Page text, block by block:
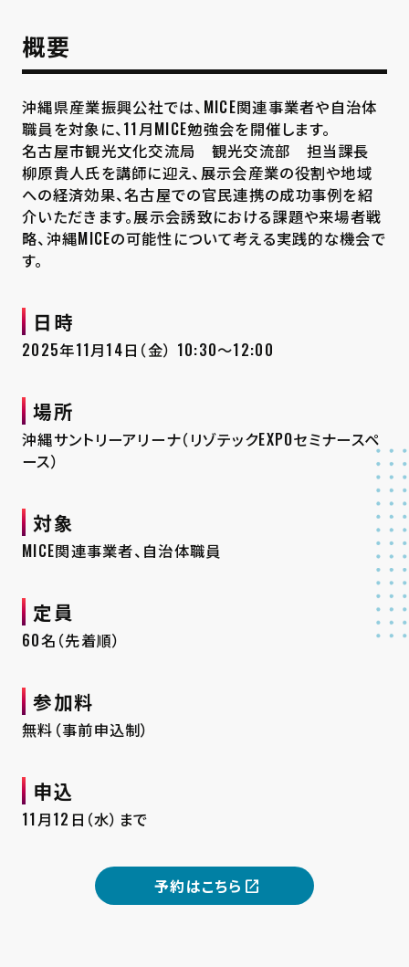
概要
沖縄県産業振興公社では、MICE関連事業者や自治体
職員を対象に、11月MICE勉強会を開催します。
名古屋市観光文化交流局 観光交流部 担当課長
柳原貴人氏を講師に迎え、展示会産業の役割や地域
への経済効果、名古屋での官民連携の成功事例を紹
介いただきます。展示会誘致における課題や来場者戦
略、沖縄MICEの可能性について考える実践的な機会で
す。
日時
2025年11月14日（金） 10:30～12:00
場所
沖縄サントリーアリーナ（リゾテックEXPOセミナースペ
ース）
対象
MICE関連事業者、自治体職員
定員
60名（先着順）
参加料
無料（事前申込制）
申込
11月12日（水）まで
予約はこちら